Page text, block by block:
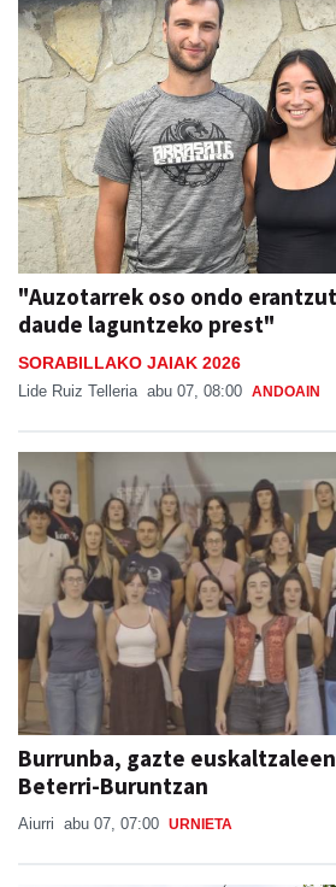
"Auzotarrek oso ondo
daude laguntzeko prest"
SORABILLAKO JAIAK 2026
Lide Ruiz Telleria abu 07, 08:00 ANDOAIN
Burrunba, gazte
Beterri-Buruntzan
Aiurri abu 07, 07:00 URNIETA